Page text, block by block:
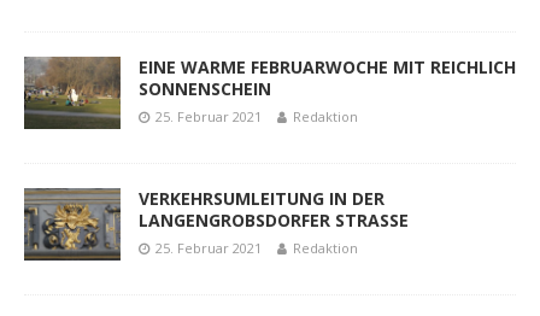
EINE WARME FEBRUARWOCHE MIT REICHLICH
SONNENSCHEIN
25. Februar 2021 Redaktion
VERKEHRSUMLEITUNG IN DER
LANGENGROBSDORFER STRASSE
25. Februar 2021 Redaktion